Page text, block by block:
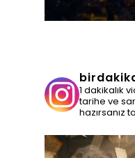
1 dakikalık
tarihe ve
hazırsanız